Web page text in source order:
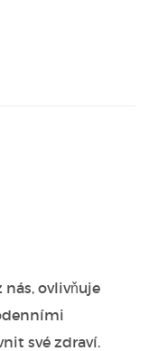
ovlivňuje
své zdraví.